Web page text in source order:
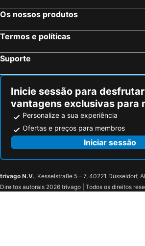
Os nossos produtos
Termos e políticas
Suporte
Inicie sessão para
vantagens exclusivas para
Personalize a sua experiência
Ofertas e preços para membros
Iniciar sessão
trivago N.V., Kesselstraße 5 – 7, 40221 Düsseldorf,
Direitos autorais 2026 trivago | Todos os direitos